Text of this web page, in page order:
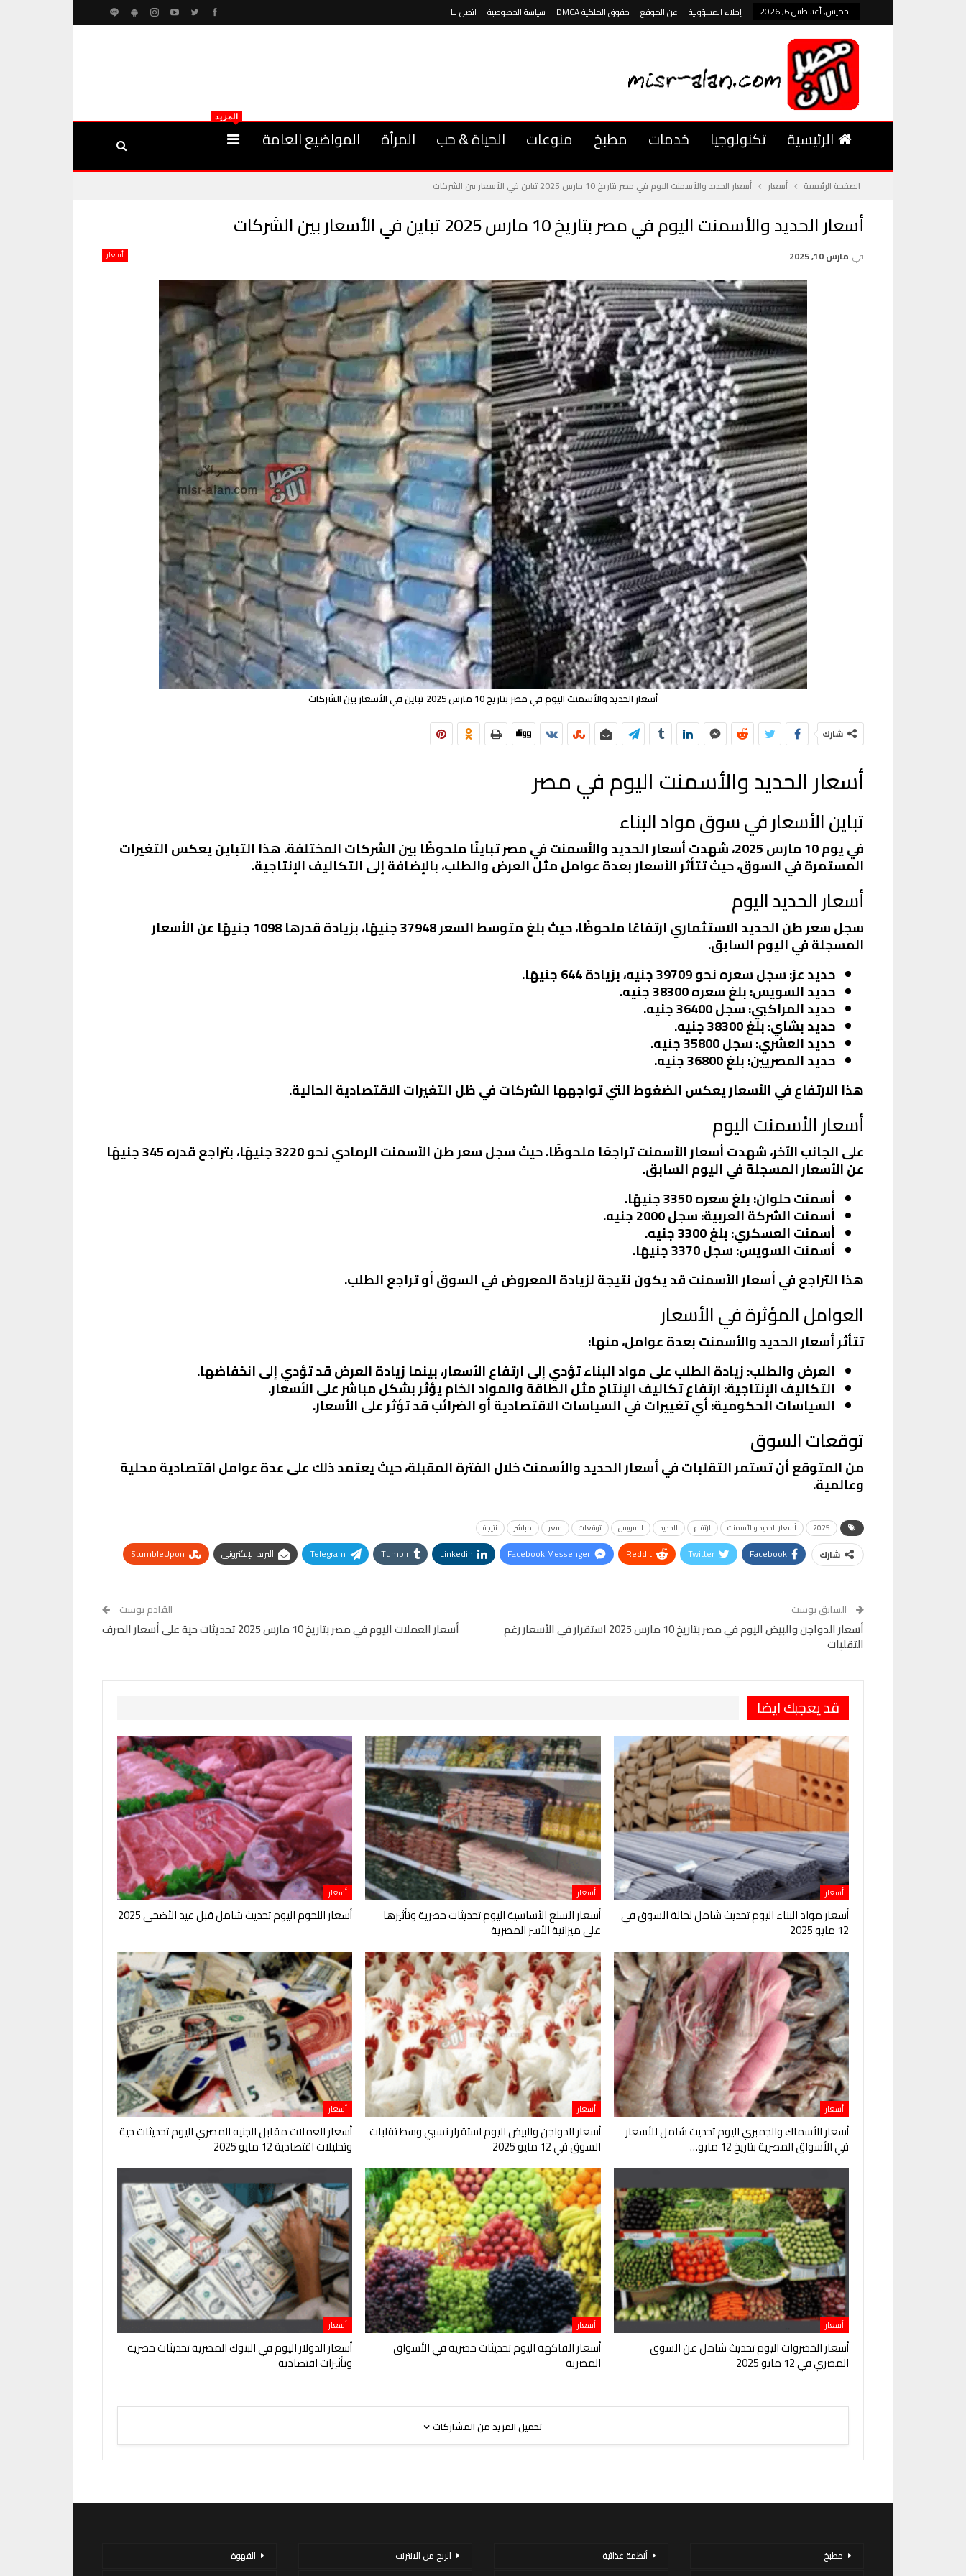
الخميس, أغسطس 6, 2026 إخلاء المسؤولية عن الموقع حقوق الملكية DMCA سياسة الخصوصية اتصل بنا
الرئيسية تكنولوجيا خدمات مطبخ منوعات الحياة & حب المرأة المواضيع العامة
المزيد
الصفحة الرئيسية أسعار أسعار الحديد والأسمنت اليوم في مصر بتاريخ 10 مارس 2025 تباين في الأسعار بين الشركات
أسعار الحديد والأسمنت اليوم في مصر بتاريخ 10 مارس 2025 تباين في الأسعار بين الشركات
أسعار في مارس 10, 2025
أسعار الحديد والأسمنت اليوم في مصر بتاريخ 10 مارس 2025 تباين في الأسعار بين الشركات
شارك
أسعار الحديد والأسمنت اليوم في مصر
تباين الأسعار في سوق مواد البناء
في يوم 10 مارس 2025، شهدت أسعار الحديد والأسمنت في مصر تباينًا ملحوظًا بين الشركات المختلفة. هذا التباين يعكس التغيرات
المستمرة في السوق، حيث تتأثر الأسعار بعدة عوامل مثل العرض والطلب، بالإضافة إلى التكاليف الإنتاجية.
أسعار الحديد اليوم
سجل سعر طن الحديد الاستثماري ارتفاعًا ملحوظًا، حيث بلغ متوسط السعر 37948 جنيهًا، بزيادة قدرها 1098 جنيهًا عن الأسعار
المسجلة في اليوم السابق.
حديد عز: سجل سعره نحو 39709 جنيه، بزيادة 644 جنيهًا.
حديد السويس: بلغ سعره 38300 جنيه.
حديد المراكبي: سجل 36400 جنيه.
حديد بشاي: بلغ 38300 جنيه.
حديد العشري: سجل 35800 جنيه.
حديد المصريين: بلغ 36800 جنيه.
هذا الارتفاع في الأسعار يعكس الضغوط التي تواجهها الشركات في ظل التغيرات الاقتصادية الحالية.
أسعار الأسمنت اليوم
على الجانب الآخر، شهدت أسعار الأسمنت تراجعًا ملحوظًا. حيث سجل سعر طن الأسمنت الرمادي نحو 3220 جنيهًا، بتراجع قدره 345 جنيهًا
عن الأسعار المسجلة في اليوم السابق.
أسمنت حلوان: بلغ سعره 3350 جنيهًا.
أسمنت الشركة العربية: سجل 2000 جنيه.
أسمنت العسكري: بلغ 3300 جنيه.
أسمنت السويس: سجل 3370 جنيهًا.
هذا التراجع في أسعار الأسمنت قد يكون نتيجة لزيادة المعروض في السوق أو تراجع الطلب.
العوامل المؤثرة في الأسعار
تتأثر أسعار الحديد والأسمنت بعدة عوامل، منها:
العرض والطلب: زيادة الطلب على مواد البناء تؤدي إلى ارتفاع الأسعار، بينما زيادة العرض قد تؤدي إلى انخفاضها.
التكاليف الإنتاجية: ارتفاع تكاليف الإنتاج مثل الطاقة والمواد الخام يؤثر بشكل مباشر على الأسعار.
السياسات الحكومية: أي تغييرات في السياسات الاقتصادية أو الضرائب قد تؤثر على الأسعار.
توقعات السوق
من المتوقع أن تستمر التقلبات في أسعار الحديد والأسمنت خلال الفترة المقبلة، حيث يعتمد ذلك على عدة عوامل اقتصادية محلية
وعالمية.
2025 أسعار الحديد والأسمنت ارتفاع الحديد السويس توقعات سعر مباشر نتيجة
شارك Facebook
Twitter
ReddIt
Facebook Messenger
Linkedin
Tumblr
Telegram البريد الإلكتروني
StumbleUpon
السابق بوست
أسعار الدواجن والبيض اليوم في مصر بتاريخ 10 مارس 2025 استقرار في الأسعار رغم
التقلبات
القادم بوست
أسعار العملات اليوم في مصر بتاريخ 10 مارس 2025 تحديثات حية على أسعار الصرف
قد يعجبك ايضا
أسعار
أسعار مواد البناء اليوم تحديث شامل لحالة السوق في
12 مايو 2025
أسعار
أسعار السلع الأساسية اليوم تحديثات حصرية وتأثيرها
على ميزانية الأسر المصرية
أسعار
أسعار اللحوم اليوم تحديث شامل قبل عيد الأضحى 2025
أسعار
أسعار الأسماك والجمبري اليوم تحديث شامل للأسعار
في الأسواق المصرية بتاريخ 12 مايو…
أسعار
أسعار الدواجن والبيض اليوم استقرار نسبي وسط تقلبات
السوق في 12 مايو 2025
أسعار
أسعار العملات مقابل الجنيه المصري اليوم تحديثات حية
وتحليلات اقتصادية 12 مايو 2025
أسعار
أسعار الخضروات اليوم تحديث شامل عن السوق
المصري في 12 مايو 2025
أسعار
أسعار الفاكهة اليوم تحديثات حصرية في الأسواق
المصرية
أسعار
أسعار الدولار اليوم في البنوك المصرية تحديثات حصرية
وتأثيرات اقتصادية
تحميل المزيد من المشاركات
مطبخ
أنظمة غذائية
الربح من الانترنت
القهوة